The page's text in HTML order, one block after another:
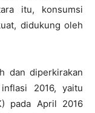
itu, konsumsi
didukung oleh
dan diperkirakan
2016, yaitu
pada April 2016